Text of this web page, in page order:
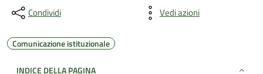
Condividi Vedi azioni
Comunicazione istituzionale
INDICE DELLA PAGINA